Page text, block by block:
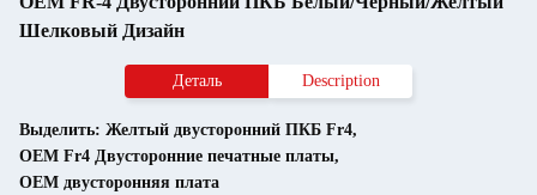
Шелковый Дизайн
Деталь Description
Выделить: Желтый двусторонний ПКБ Fr4,
OEM Fr4 Двусторонние печатные платы,
OEM двусторонняя плата